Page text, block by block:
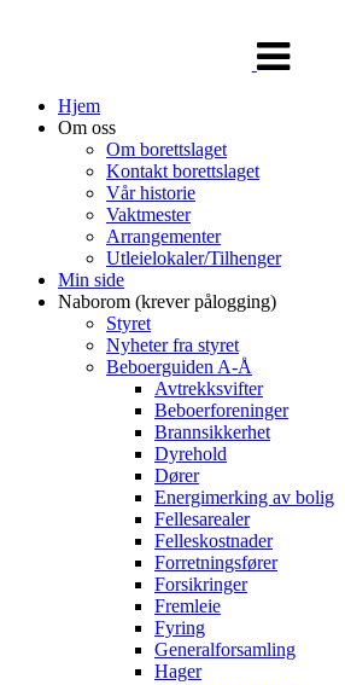
navigasjon
Hjem
Om oss
Om borettslaget
Kontakt borettslaget
Vår historie
Vaktmester
Arrangementer
Utleielokaler/Tilhenger
Min side
Naborom (krever pålogging)
Styret
Nyheter fra styret
Beboerguiden A-Å
Avtrekksvifter
Beboerforeninger
Brannsikkerhet
Dyrehold
Dører
Energimerking av bolig
Fellesarealer
Felleskostnader
Forretningsfører
Forsikringer
Fremleie
Fyring
Generalforsamling
Hager